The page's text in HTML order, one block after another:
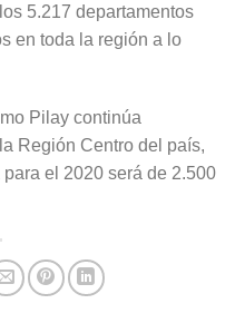
5.217 departamentos
en toda la región a lo
Pilay continúa
Región Centro del país,
el 2020 será de 2.500